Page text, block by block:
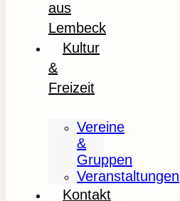
aus
Lembeck
Kultur
&
Freizeit
Vereine
&
Gruppen
Veranstaltungen
Kontakt